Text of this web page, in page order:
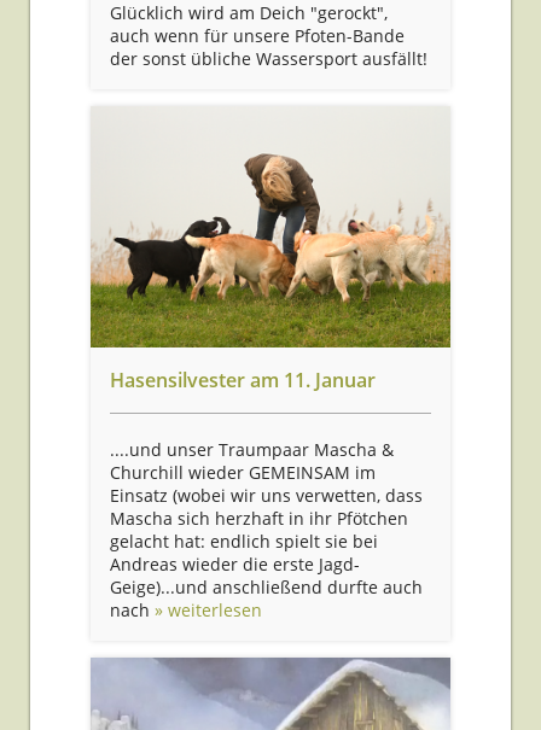
Glücklich wird am Deich "gerockt",
auch wenn für unsere Pfoten-Bande
der sonst übliche Wassersport ausfällt!
Hasensilvester am 11. Januar
....und unser Traumpaar Mascha &
Churchill wieder GEMEINSAM im
Einsatz (wobei wir uns verwetten, dass
Mascha sich herzhaft in ihr Pfötchen
gelacht hat: endlich spielt sie bei
Andreas wieder die erste Jagd-
Geige)...und anschließend durfte auch
nach » weiterlesen